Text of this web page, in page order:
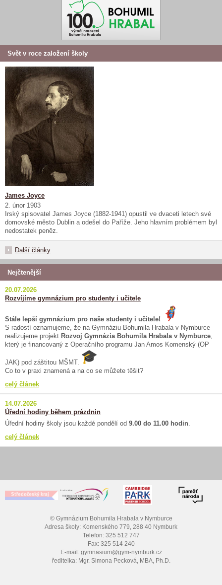
Svět v roce založení školy
James Joyce
2. únor 1903
Irský spisovatel James Joyce (1882-1941) opustil ve dvaceti letech své
domovské město Dublin a odešel do Paříže. Jeho hlavním problémem byl
nedostatek peněz.
Další články
Nejčtenější
20.07.2026
Rozvíjíme gymnázium pro studenty i učitele
Stále lepší gymnázium pro naše studenty i učitele!
S radostí oznamujeme, že na Gymnáziu Bohumila Hrabala v Nymburce
realizujeme projekt Rozvoj Gymnázia Bohumila Hrabala v Nymburce,
který je financovaný z Operačního programu Jan Amos Komenský (OP
JAK) pod záštitou MŠMT.
Co to v praxi znamená a na co se můžete těšit?
celý článek
14.07.2026
Úřední hodiny během prázdnin
Úřední hodiny školy jsou každé pondělí od 9.00 do 11.00 hodin.
celý článek
© Gymnázium Bohumila Hrabala v Nymburce
Adresa školy: Komenského 779, 288 40 Nymburk
Telefon: 325 512 747
Fax: 325 514 240
E-mail: gymnasium@gym-nymburk.cz
ředitelka: Mgr. Simona Pecková, MBA, Ph.D.